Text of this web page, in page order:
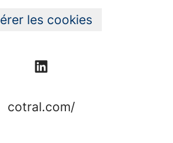
les cookies
cotral.com/